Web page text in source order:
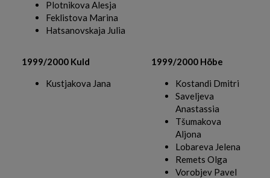
Plotnikova Alesja
Feklistova Marina
Hatsanovskaja Julia
1999/2000 Kuld
Kustjakova Jana
1999/2000 Hõbe
Kostandi Dmitri
Saveljeva
Anastassia
Tšumakova
Aljona
Lobareva Jelena
Remets Olga
Vorobjev Pavel